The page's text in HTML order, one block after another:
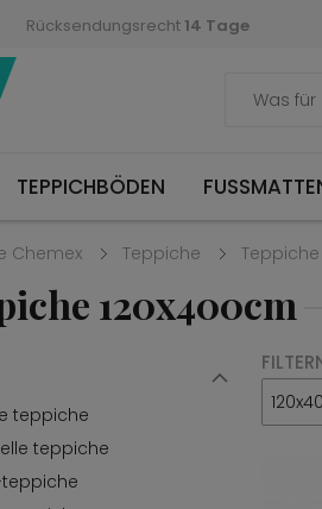
Rücksendungsrecht 14 Tage
TEPPICHBÖDEN FUSSMATTEN
Chemex Teppiche Teppiche
120x400cm
teppiche
teppiche